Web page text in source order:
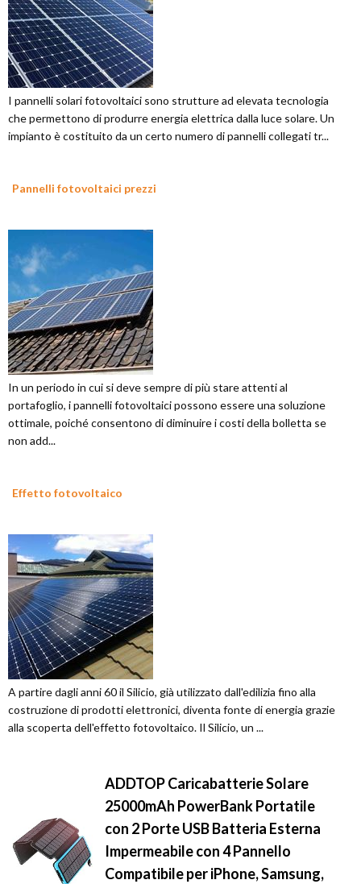
I pannelli solari fotovoltaici sono strutture ad elevata tecnologia
che permettono di produrre energia elettrica dalla luce solare. Un
impianto è costituito da un certo numero di pannelli collegati tr...
Pannelli fotovoltaici prezzi
In un periodo in cui si deve sempre di più stare attenti al
portafoglio, i pannelli fotovoltaici possono essere una soluzione
ottimale, poiché consentono di diminuire i costi della bolletta se
non add...
Effetto fotovoltaico
A partire dagli anni 60 il Silicio, già utilizzato dall'edilizia fino alla
costruzione di prodotti elettronici, diventa fonte di energia grazie
alla scoperta dell'effetto fotovoltaico. Il Silicio, un ...
ADDTOP Caricabatterie Solare
25000mAh PowerBank Portatile
con 2 Porte USB Batteria Esterna
Impermeabile con 4 Pannello
Compatibile per iPhone, Samsung,